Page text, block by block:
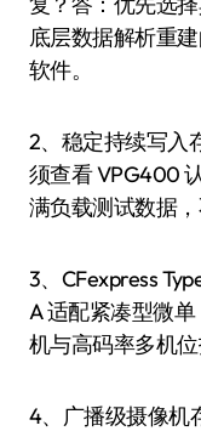
底层数据解析重
软件。
2、稳定持续写入
须查看 VPG400
满负载测试数据，
3、CFexpress
A 适配紧凑型微
机与高码率多机位
4、广播级摄像机